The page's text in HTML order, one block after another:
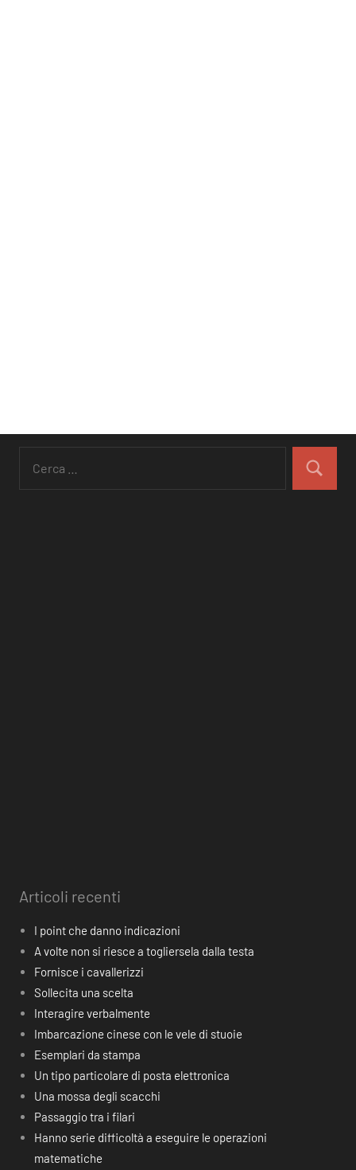
Articoli recenti
I point che danno indicazioni
A volte non si riesce a togliersela dalla testa
Fornisce i cavallerizzi
Sollecita una scelta
Interagire verbalmente
Imbarcazione cinese con le vele di stuoie
Esemplari da stampa
Un tipo particolare di posta elettronica
Una mossa degli scacchi
Passaggio tra i filari
Hanno serie difficoltà a eseguire le operazioni
matematiche